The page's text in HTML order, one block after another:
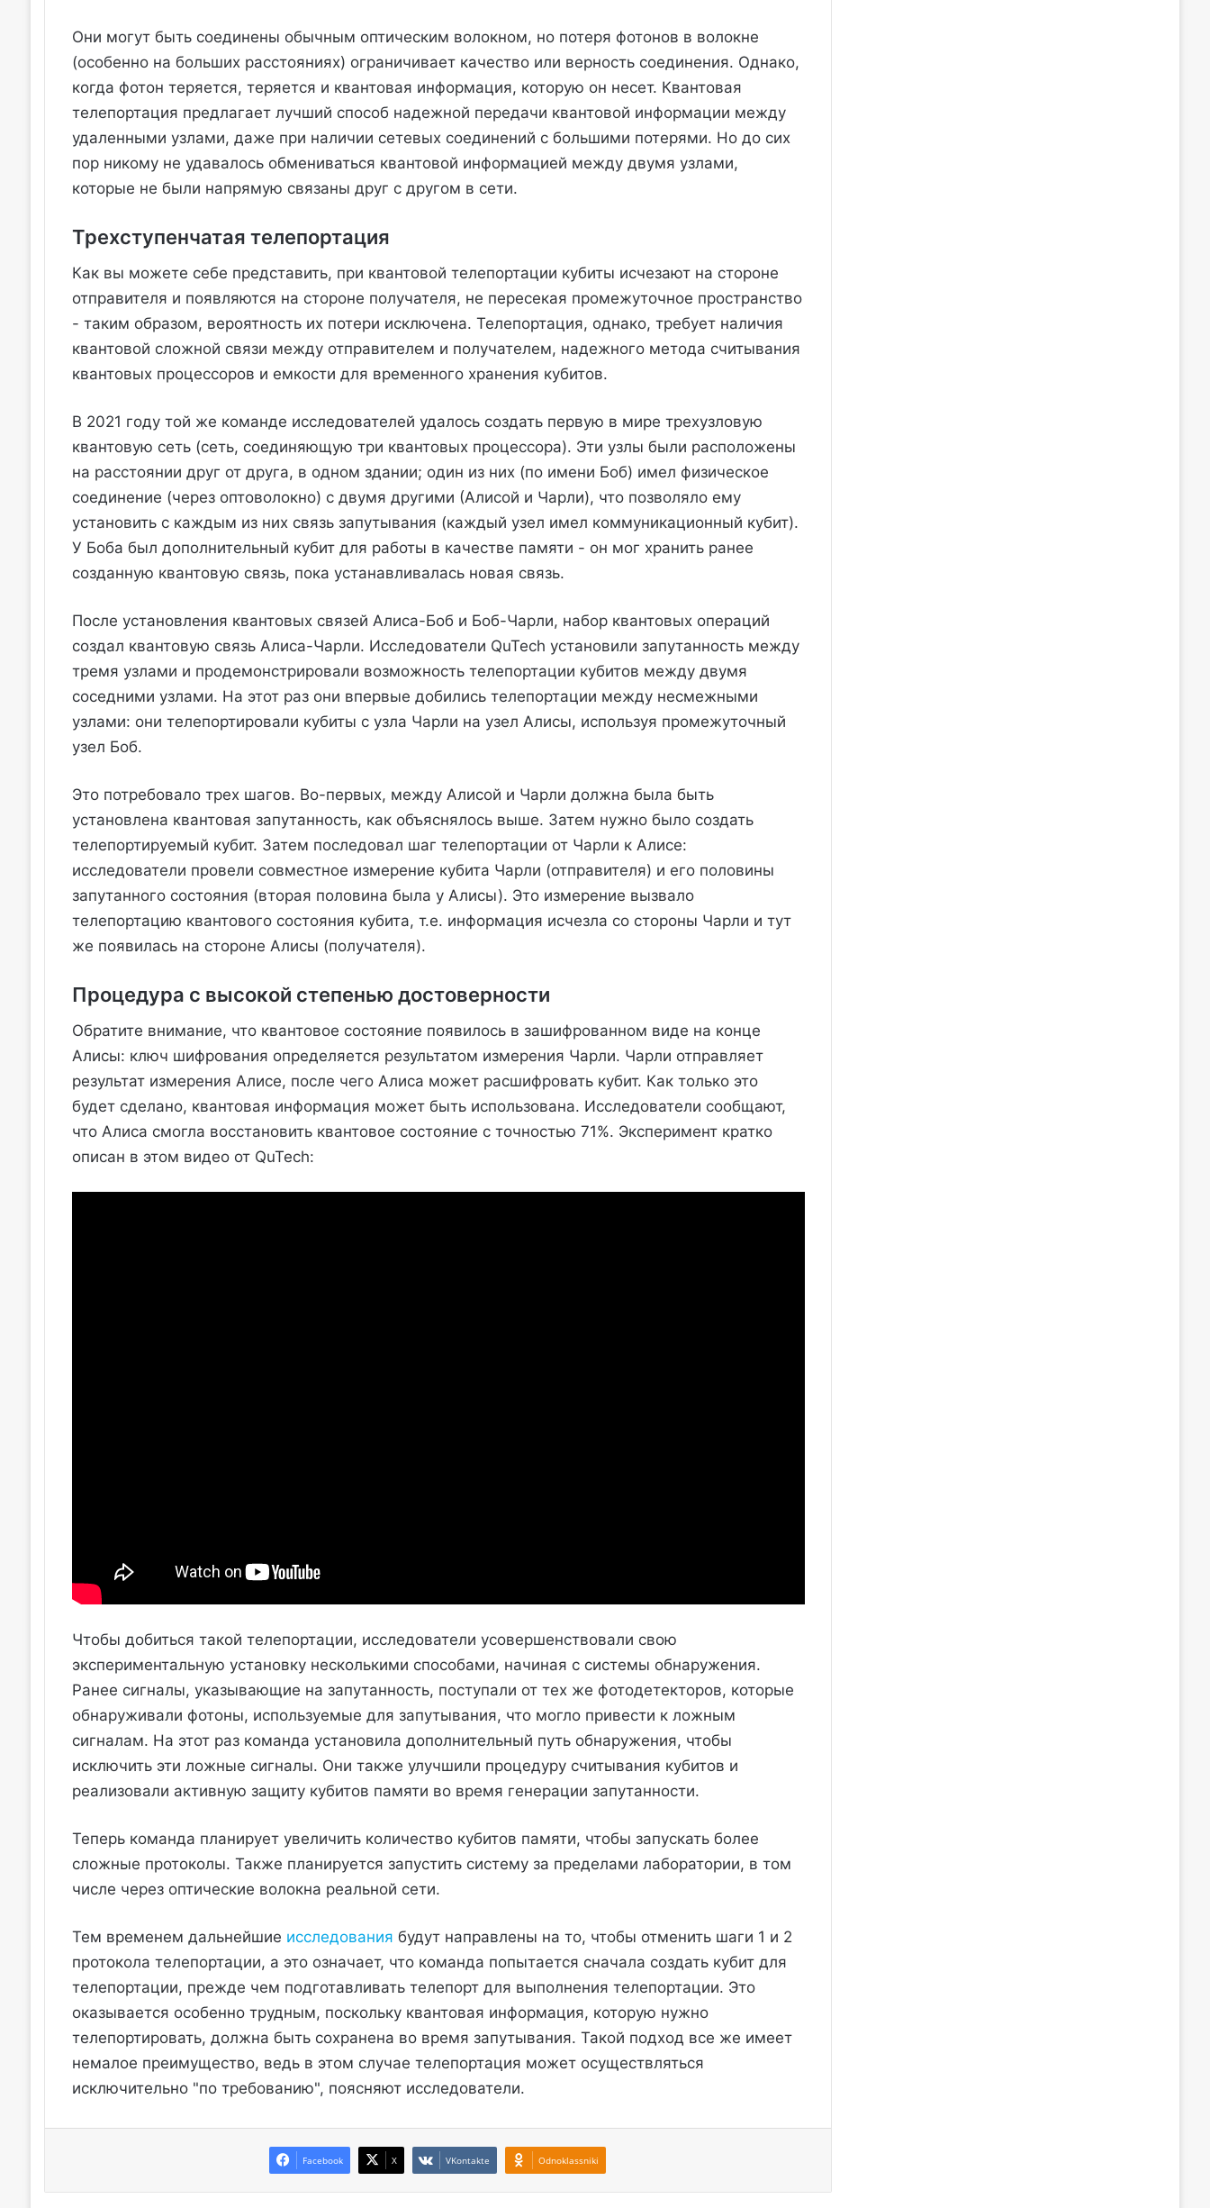
Они могут быть соединены обычным оптическим волокном, но потеря фотонов в волокне
(особенно на больших расстояниях) ограничивает качество или верность соединения. Однако,
когда фотон теряется, теряется и квантовая информация, которую он несет. Квантовая
телепортация предлагает лучший способ надежной передачи квантовой информации между
удаленными узлами, даже при наличии сетевых соединений с большими потерями. Но до сих
пор никому не удавалось обмениваться квантовой информацией между двумя узлами,
которые не были напрямую связаны друг с другом в сети.
Трехступенчатая телепортация
Как вы можете себе представить, при квантовой телепортации кубиты исчезают на стороне
отправителя и появляются на стороне получателя, не пересекая промежуточное пространство
- таким образом, вероятность их потери исключена. Телепортация, однако, требует наличия
квантовой сложной связи между отправителем и получателем, надежного метода считывания
квантовых процессоров и емкости для временного хранения кубитов.
В 2021 году той же команде исследователей удалось создать первую в мире трехузловую
квантовую сеть (сеть, соединяющую три квантовых процессора). Эти узлы были расположены
на расстоянии друг от друга, в одном здании; один из них (по имени Боб) имел физическое
соединение (через оптоволокно) с двумя другими (Алисой и Чарли), что позволяло ему
установить с каждым из них связь запутывания (каждый узел имел коммуникационный кубит).
У Боба был дополнительный кубит для работы в качестве памяти - он мог хранить ранее
созданную квантовую связь, пока устанавливалась новая связь.
После установления квантовых связей Алиса-Боб и Боб-Чарли, набор квантовых операций
создал квантовую связь Алиса-Чарли. Исследователи QuTech установили запутанность между
тремя узлами и продемонстрировали возможность телепортации кубитов между двумя
соседними узлами. На этот раз они впервые добились телепортации между несмежными
узлами: они телепортировали кубиты с узла Чарли на узел Алисы, используя промежуточный
узел Боб.
Это потребовало трех шагов. Во-первых, между Алисой и Чарли должна была быть
установлена квантовая запутанность, как объяснялось выше. Затем нужно было создать
телепортируемый кубит. Затем последовал шаг телепортации от Чарли к Алисе:
исследователи провели совместное измерение кубита Чарли (отправителя) и его половины
запутанного состояния (вторая половина была у Алисы). Это измерение вызвало
телепортацию квантового состояния кубита, т.е. информация исчезла со стороны Чарли и тут
же появилась на стороне Алисы (получателя).
Процедура с высокой степенью достоверности
Обратите внимание, что квантовое состояние появилось в зашифрованном виде на конце
Алисы: ключ шифрования определяется результатом измерения Чарли. Чарли отправляет
результат измерения Алисе, после чего Алиса может расшифровать кубит. Как только это
будет сделано, квантовая информация может быть использована. Исследователи сообщают,
что Алиса смогла восстановить квантовое состояние с точностью 71%. Эксперимент кратко
описан в этом видео от QuTech:
Чтобы добиться такой телепортации, исследователи усовершенствовали свою
экспериментальную установку несколькими способами, начиная с системы обнаружения.
Ранее сигналы, указывающие на запутанность, поступали от тех же фотодетекторов, которые
обнаруживали фотоны, используемые для запутывания, что могло привести к ложным
сигналам. На этот раз команда установила дополнительный путь обнаружения, чтобы
исключить эти ложные сигналы. Они также улучшили процедуру считывания кубитов и
реализовали активную защиту кубитов памяти во время генерации запутанности.
Теперь команда планирует увеличить количество кубитов памяти, чтобы запускать более
сложные протоколы. Также планируется запустить систему за пределами лаборатории, в том
числе через оптические волокна реальной сети.
Тем временем дальнейшие исследования будут направлены на то, чтобы отменить шаги 1 и 2
протокола телепортации, а это означает, что команда попытается сначала создать кубит для
телепортации, прежде чем подготавливать телепорт для выполнения телепортации. Это
оказывается особенно трудным, поскольку квантовая информация, которую нужно
телепортировать, должна быть сохранена во время запутывания. Такой подход все же имеет
немалое преимущество, ведь в этом случае телепортация может осуществляться
исключительно "по требованию", поясняют исследователи.
Facebook X VKontakte Odnoklassniki